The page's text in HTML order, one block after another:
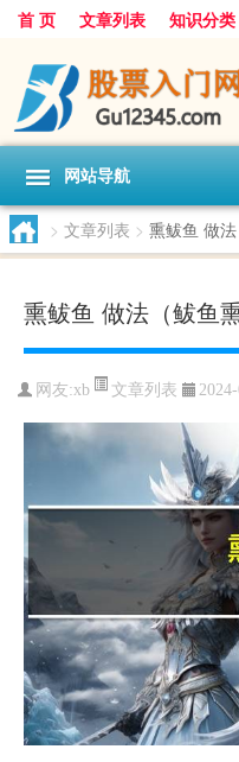
首 页 文章列表 知识分类
网站导航
> 文章列表 > 熏鲅鱼 做
熏鲅鱼 做法（鲅鱼
网友:xb 文章列表